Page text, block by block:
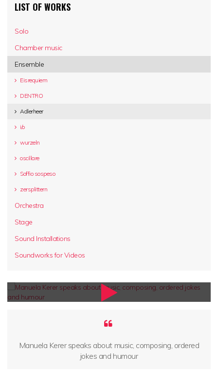
LIST OF WORKS
Solo
Chamber music
Ensemble
Eisrequiem
DENTRO
Adlerheer
i/o
wurzeln
oscillare
Soffio sospeso
zersplittern
Orchestra
Stage
Sound Installations
Soundworks for Videos
Manuela Kerer speaks about music, composing, ordered
jokes and humour